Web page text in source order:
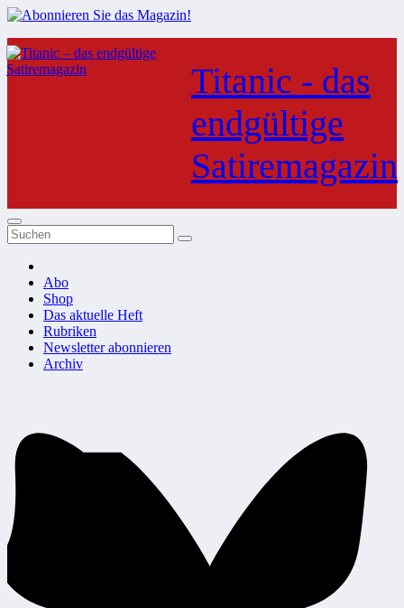
Zum
Inhalt
springen
Titanic - das
endgültige
Satiremagazin
Abo
Shop
Das aktuelle Heft
Rubriken
Newsletter abonnieren
Archiv